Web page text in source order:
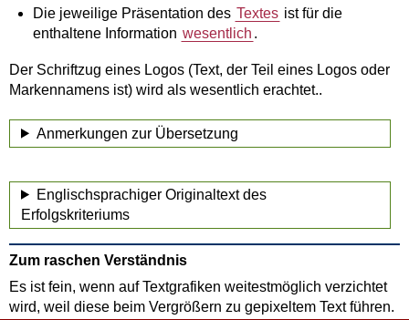
Die jeweilige Präsentation des Textes ist für die
enthaltene Information wesentlich .
Der Schriftzug eines Logos (Text, der Teil eines Logos oder
Markennamens ist) wird als wesentlich erachtet..
Anmerkungen zur Übersetzung
Englischsprachiger Originaltext des
Erfolgskriteriums
Zum raschen Verständnis
Es ist fein, wenn auf Textgrafiken weitestmöglich verzichtet
wird, weil diese beim Vergrößern zu gepixeltem Text führen.